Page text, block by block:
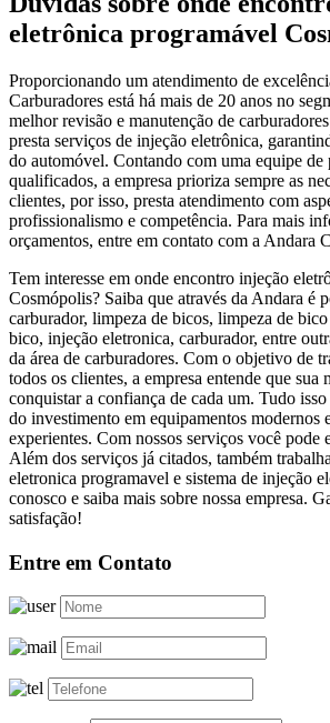
eletrônica programável
Proporcionando um atendimento de
Carburadores está há mais de 20 anos no
melhor revisão e manutenção de
presta serviços de injeção eletrônica,
do automóvel. Contando com uma equipe de
qualificados, a empresa prioriza sempre as
clientes, por isso, presta atendimento com
profissionalismo e competência. Para mais
orçamentos, entre em contato com a Andara
Tem interesse em onde encontro injeção
Cosmópolis? Saiba que através da Andara é
carburador, limpeza de bicos, limpeza de
bico, injeção eletronica, carburador, entre
da área de carburadores. Com o objetivo de
todos os clientes, a empresa entende que sua
conquistar a confiança de cada um. Tudo
do investimento em equipamentos modernos
experientes. Com nossos serviços você pode
Além dos serviços já citados, também
eletronica programavel e sistema de injeção
conosco e saiba mais sobre nossa empresa.
satisfação!
Entre em Contato